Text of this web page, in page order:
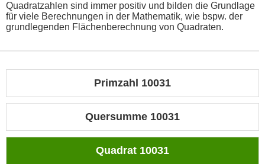
Quadratzahlen sind immer positiv und bilden die Grundlage
für viele Berechnungen in der Mathematik, wie bspw. der
grundlegenden Flächenberechnung von Quadraten.
Primzahl 10031
Quersumme 10031
Quadrat 10031